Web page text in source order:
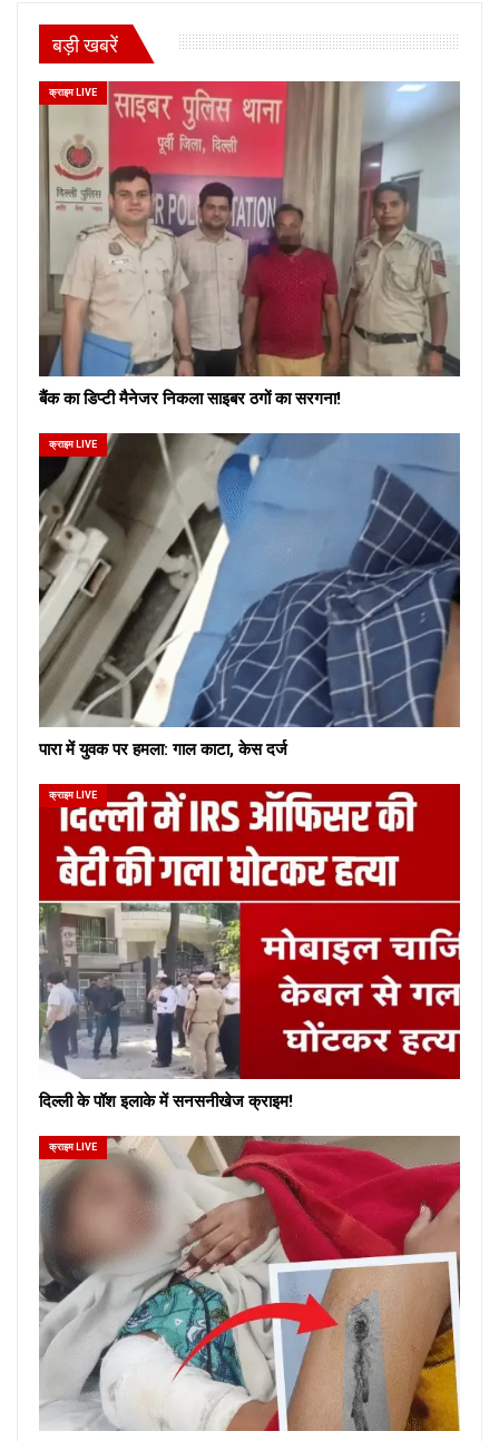
बड़ी खबरें
क्राइम LIVE
बैंक का डिप्टी मैनेजर निकला साइबर ठगों का सरगना!
क्राइम LIVE
पारा में युवक पर हमला: गाल काटा, केस दर्ज
क्राइम LIVE
दिल्ली के पॉश इलाके में सनसनीखेज क्राइम!
क्राइम LIVE